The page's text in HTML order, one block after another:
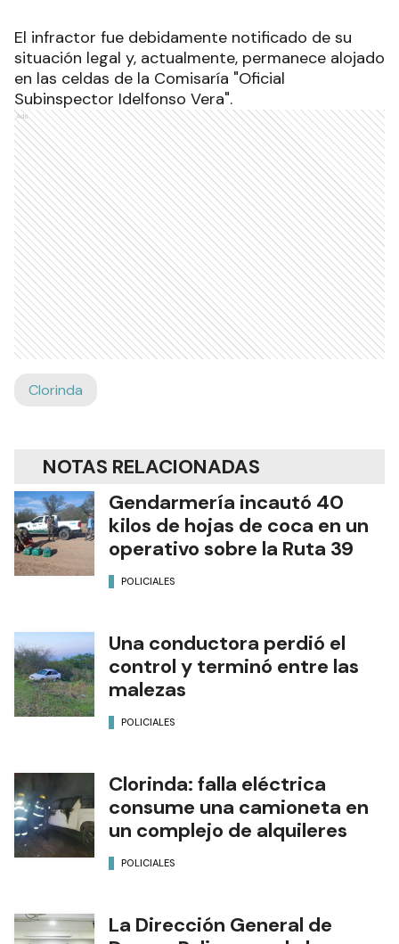
El infractor fue debidamente notificado de su
situación legal y, actualmente, permanece alojado
en las celdas de la Comisaría "Oficial
Subinspector Idelfonso Vera".
Ads
Clorinda
NOTAS RELACIONADAS
Gendarmería incautó 40
kilos de hojas de coca en un
operativo sobre la Ruta 39
POLICIALES
Una conductora perdió el
control y terminó entre las
malezas
POLICIALES
Clorinda: falla eléctrica
consume una camioneta en
un complejo de alquileres
POLICIALES
La Dirección General de